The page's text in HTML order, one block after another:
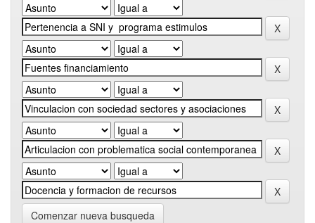
Comenzar nueva busqueda